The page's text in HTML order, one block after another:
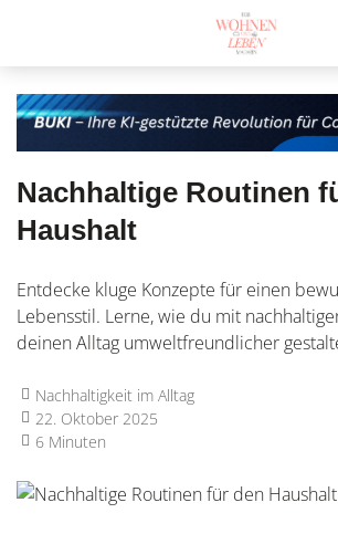
Nachhaltige Routinen
Haushalt
Entdecke kluge Konzepte für einen
Lebensstil. Lerne, wie du mit
deinen Alltag umweltfreundlicher
Nachhaltigkeit im Alltag
22. Oktober 2025
6 Minuten